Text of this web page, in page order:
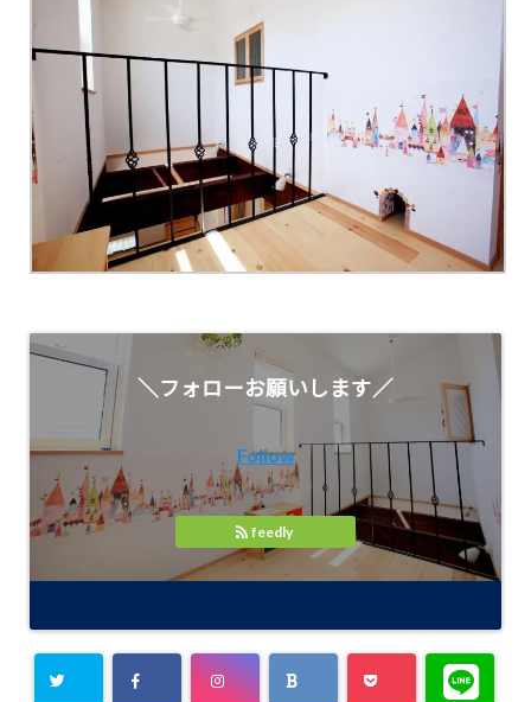
＼フォローお願いします／
Follow
feedly